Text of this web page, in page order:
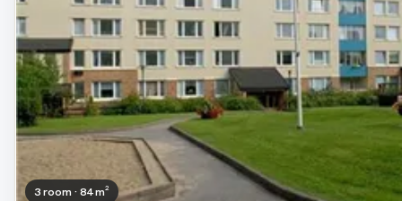
3 room · 84 m²